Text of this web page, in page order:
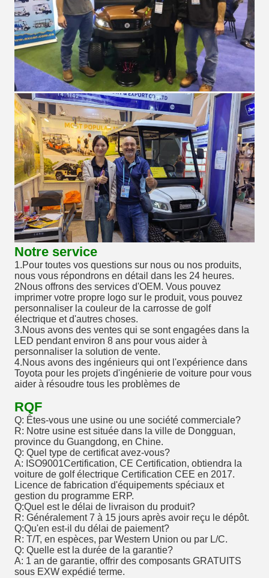
Notre service
1.Pour toutes vos questions sur nous ou nos produits,
nous vous répondrons en détail dans les 24 heures.
2Nous offrons des services d'OEM. Vous pouvez
imprimer votre propre logo sur le produit, vous pouvez
personnaliser la couleur de la carrosse de golf
électrique et d'autres choses.
3.Nous avons des ventes qui se sont engagées dans la
LED pendant environ 8 ans pour vous aider à
personnaliser la solution de vente.
4.Nous avons des ingénieurs qui ont l'expérience dans
Toyota pour les projets d'ingénierie de voiture pour vous
aider à résoudre tous les problèmes de
RQF
Q: Êtes-vous une usine ou une société commerciale?
R: Notre usine est située dans la ville de Dongguan,
province du Guangdong, en Chine.
Q: Quel type de certificat avez-vous?
A: ISO9001Certification, CE Certification, obtiendra la
voiture de golf électrique Certification CEE en 2017.
Licence de fabrication d'équipements spéciaux et
gestion du programme ERP.
Q:Quel est le délai de livraison du produit?
R: Généralement 7 à 15 jours après avoir reçu le dépôt.
Q:Qu'en est-il du délai de paiement?
R: T/T, en espèces, par Western Union ou par L/C.
Q: Quelle est la durée de la garantie?
A: 1 an de garantie, offrir des composants GRATUITS
sous EXW expédié terme.